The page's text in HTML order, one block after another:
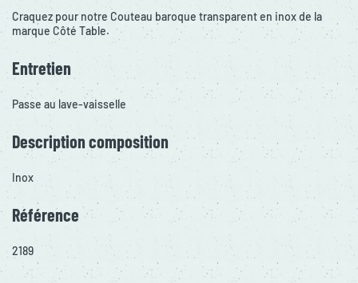
Craquez pour notre Couteau baroque transparent en inox de la
marque Côté Table.
Entretien
Passe au lave-vaisselle
Description composition
Inox
Référence
2189